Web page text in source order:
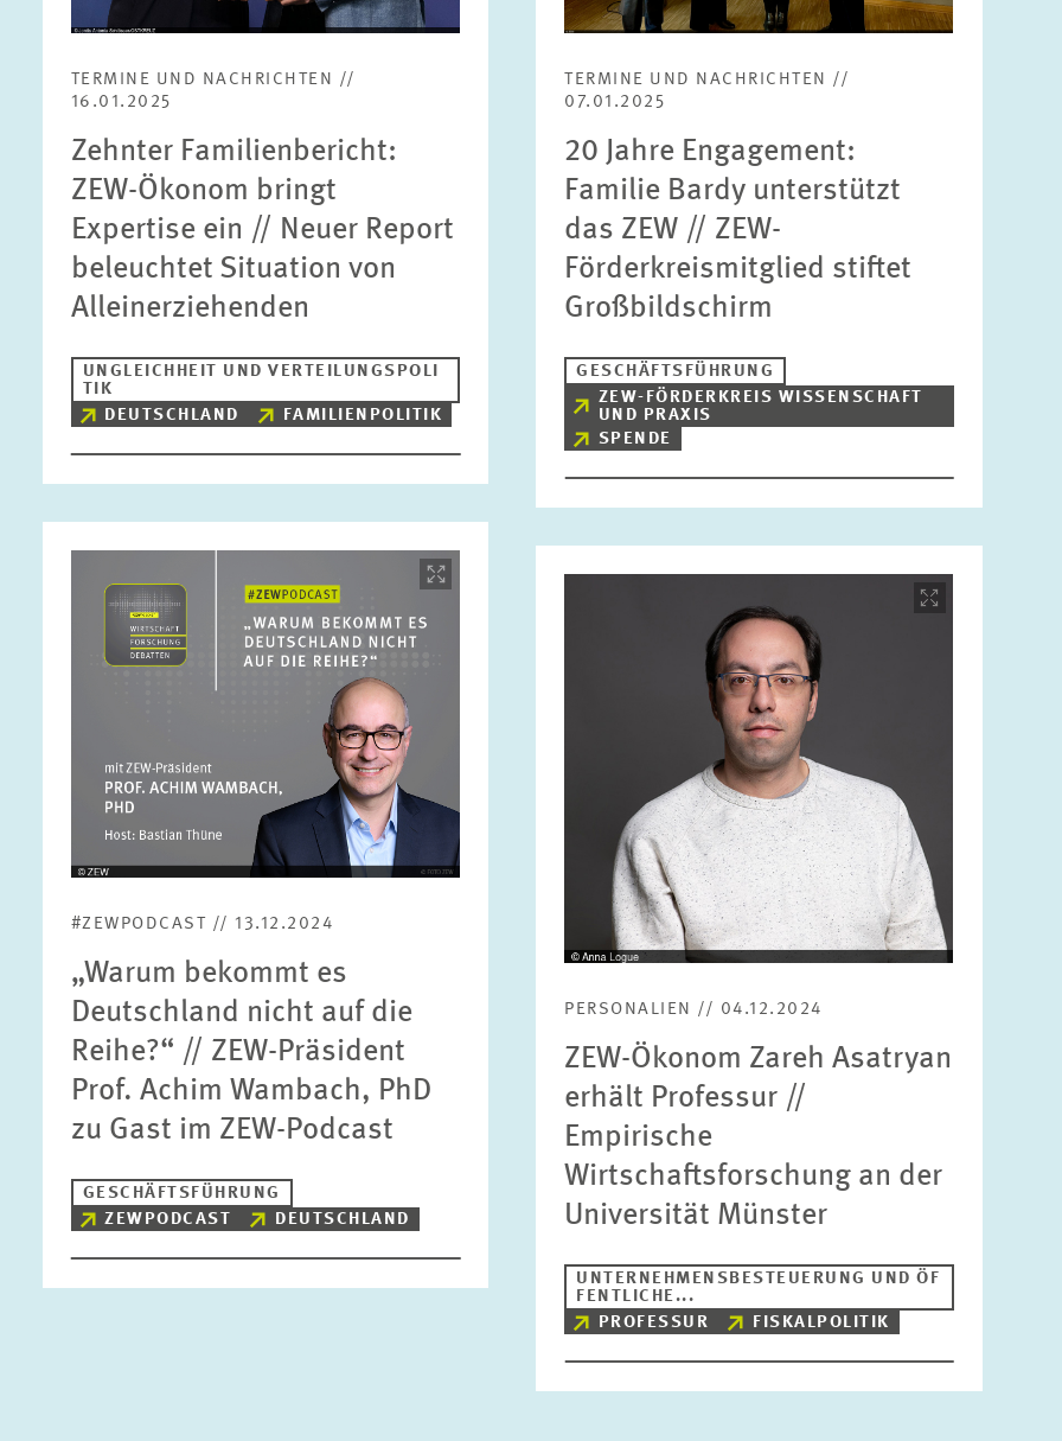
Schlagworte
ZURÜCKSETZEN
TERMINE UND NACHRICHTEN //
16.01.2025
Zehnter Familienbericht:
ZEW-Ökonom bringt
Expertise ein // Neuer Report
beleuchtet Situation von
Alleinerziehenden
UNGLEICHHEIT UND VERTEILUNGSPOLI
TIK
DEUTSCHLAND
FAMILIENPOLITIK
TERMINE UND NACHRICHTEN //
07.01.2025
20 Jahre Engagement:
Familie Bardy unterstützt
das ZEW // ZEW-
Förderkreismitglied stiftet
Großbildschirm
GESCHÄFTSFÜHRUNG
ZEW-FÖRDERKREIS WISSENSCHAFT
UND PRAXIS
SPENDE
öffnet
vergrößerter
#ZEWPODCAST // 13.12.2024
„Warum bekommt es
Deutschland nicht auf die
Reihe?“ // ZEW-Präsident
Prof. Achim Wambach, PhD
zu Gast im ZEW-Podcast
GESCHÄFTSFÜHRUNG
ZEWPODCAST
DEUTSCHLAND
PERSONALIEN // 04.12.2024
ZEW-Ökonom Zareh Asatryan
erhält Professur //
Empirische
Wirtschaftsforschung an der
Universität Münster
UNTERNEHMENSBESTEUERUNG UND ÖF
FENTLICHE...
PROFESSUR
FISKALPOLITIK